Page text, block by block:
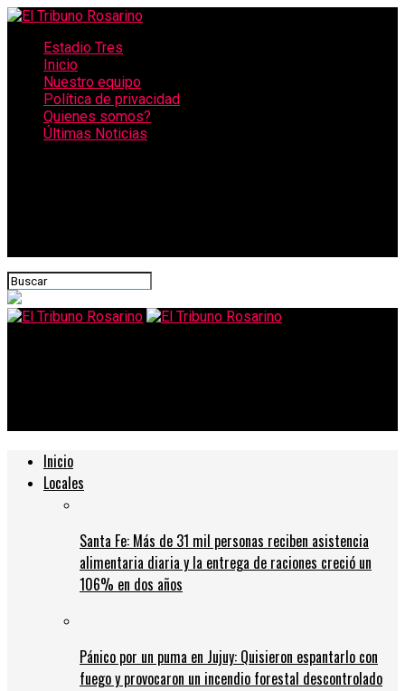
Estadio Tres
Inicio
Nuestro equipo
Política de privacidad
Quienes somos?
Últimas Noticias
Inicio
Locales
Santa Fe: Más de 31 mil personas reciben asistencia
alimentaria diaria y la entrega de raciones creció un
106% en dos años
Pánico por un puma en Jujuy: Quisieron espantarlo con
fuego y provocaron un incendio forestal descontrolado